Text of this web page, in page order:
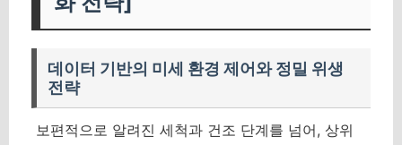
데이터 기반의 미세 환경 제어와 정밀 위생
전략
보편적으로 알려진 세척과 건조 단계를 넘어, 상위